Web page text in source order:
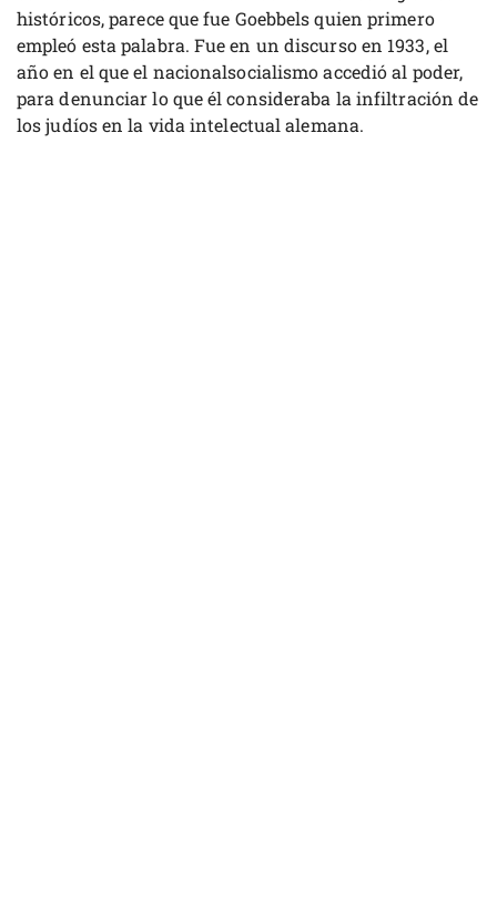
históricos, parece que fue Goebbels quien primero
empleó esta palabra. Fue en un discurso en 1933, el
año en el que el nacionalsocialismo accedió al poder,
para denunciar lo que él consideraba la infiltración de
los judíos en la vida intelectual alemana.